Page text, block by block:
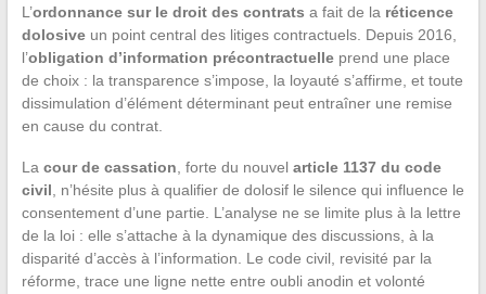
L’ordonnance sur le droit des contrats a fait de la réticence
dolosiveun point central des litiges contractuels. Depuis 2016,
l’obligation d’information précontractuelleprend une place
de choix : la transparence s’impose, la loyauté s’affirme, et toute
dissimulation d’élément déterminant peut entraîner une remise
en cause du contrat.
La cour de cassation , forte du nouvel article 1137 du code
civil , n’hésite plus à qualifier de dolosif le silence qui influence le
consentement d’une partie. L’analyse ne se limite plus à la lettre
de la loi : elle s’attache à la dynamique des discussions, à la
disparité d’accès à l’information. Le code civil, revisité par la
réforme, trace une ligne nette entre oubli anodin et volonté